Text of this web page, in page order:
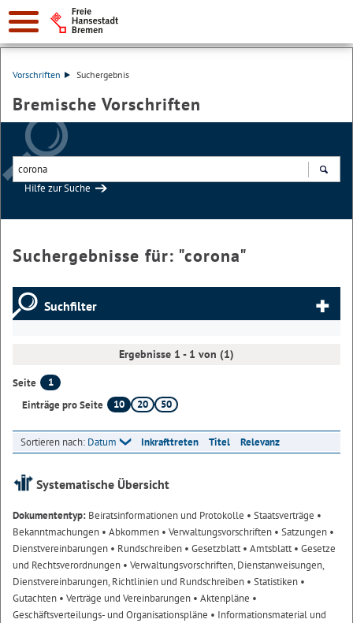
Vorschriften Suchergebnis
Bremische Vorschriften
Hilfe zur Suche
Suchergebnisse für: "corona"
Suchfilter
Ergebnisse 1 - 1 von (1)
Seite
1
Einträge pro Seite
10 20 50
Sortieren nach: Datum Inkrafttreten Titel Relevanz
Systematische Übersicht
Dokumententyp: Beiratsinformationen und Protokolle • Staatsverträge •
Bekanntmachungen • Abkommen • Verwaltungsvorschriften • Satzungen •
Dienstvereinbarungen • Rundschreiben • Gesetzblatt• Amtsblatt• Gesetze
und Rechtsverordnungen • Verwaltungsvorschriften, Dienstanweisungen,
Dienstvereinbarungen, Richtlinien und Rundschreiben • Statistiken •
Gutachten • Verträge und Vereinbarungen • Aktenpläne •
Geschäftsverteilungs- und Organisationspläne • Informationsmaterial und